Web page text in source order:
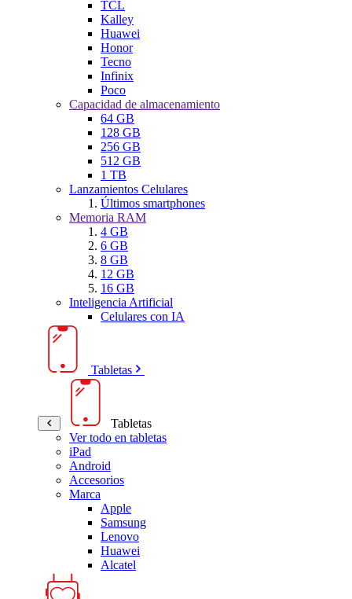
TCL
Kalley
Huawei
Honor
Tecno
Infinix
Poco
Capacidad de almacenamiento
64 GB
128 GB
256 GB
512 GB
1 TB
Lanzamientos Celulares
Últimos smartphones
Memoria RAM
4 GB
6 GB
8 GB
12 GB
16 GB
Inteligencia Artificial
Celulares con IA
Tabletas
Tabletas
Ver todo en tabletas
iPad
Android
Accesorios
Marca
Apple
Samsung
Lenovo
Huawei
Alcatel